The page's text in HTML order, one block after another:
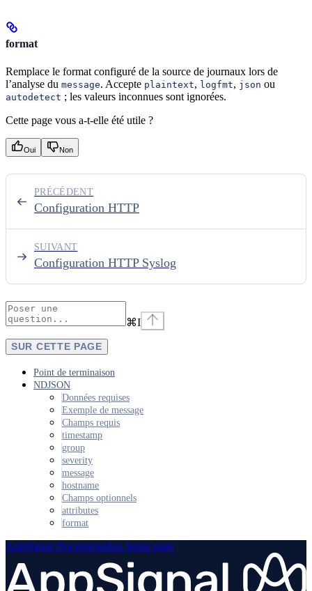
format
Remplace le format configuré de la source de journaux lors de
l’analyse du message. Accepte plaintext, logfmt, json ou
autodetect ; les valeurs inconnues sont ignorées.
Cette page vous a-t-elle été utile ?
Oui Non
Configuration HTTP
PRÉCÉDENT
Configuration HTTP Syslog
SUIVANT
⌘I
SUR CETTE PAGE
Point de terminaison
NDJSON
Données requises
Exemple de message
Champs requis
timestamp
group
severity
message
hostname
Champs optionnels
attributes
format
AppSignal Documentation home page